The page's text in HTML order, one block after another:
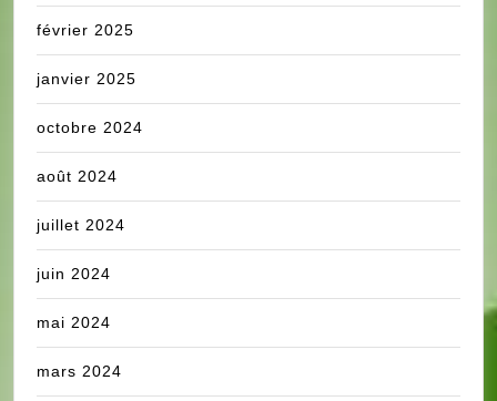
février 2025
janvier 2025
octobre 2024
août 2024
juillet 2024
juin 2024
mai 2024
mars 2024